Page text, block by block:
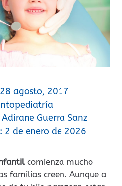
28 agosto, 2017
Adirane Guerra Sanz
2 de enero de 2026
comienza mucho
familias creen. Aunque a